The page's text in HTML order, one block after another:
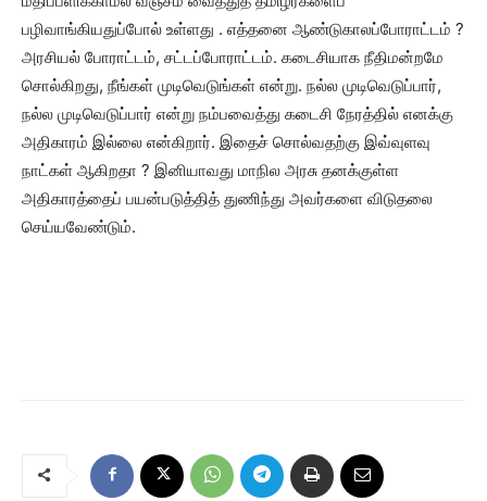
பழிவாங்கியதுப்போல் உள்ளது . எத்தனை ஆண்டுகாலப்போராட்டம் ?
அரசியல் போராட்டம், சட்டப்போராட்டம். கடைசியாக நீதிமன்றமே
சொல்கிறது, நீங்கள் முடிவெடுங்கள் என்று. நல்ல முடிவெடுப்பார்,
நல்ல முடிவெடுப்பார் என்று நம்பவைத்து கடைசி நேரத்தில் எனக்கு
அதிகாரம் இல்லை என்கிறார். இதைச் சொல்வதற்கு இவ்வுளவு
நாட்கள் ஆகிறதா ? இனியாவது மாநில அரசு தனக்குள்ள
அதிகாரத்தைப் பயன்படுத்தித் துணிந்து அவர்களை விடுதலை
செய்யவேண்டும்.